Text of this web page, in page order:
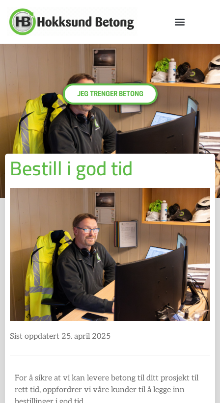
JEG TRENGER BETONG
Bestill i god tid
Sist oppdatert 25. april 2025
For å sikre at vi kan levere betong til ditt prosjekt til
rett tid, oppfordrer vi våre kunder til å legge inn